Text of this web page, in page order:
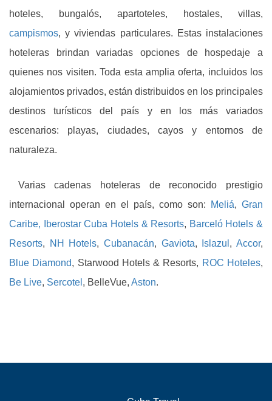
hoteles, bungalós, apartoteles, hostales, villas,
campismos, y viviendas particulares. Estas instalaciones
hoteleras brindan variadas opciones de hospedaje a
quienes nos visiten. Toda esta amplia oferta, incluidos los
alojamientos privados, están distribuidos en los principales
destinos turísticos del país y en los más variados
escenarios: playas, ciudades, cayos y entornos de
naturaleza.
Varias cadenas hoteleras de reconocido prestigio
internacional operan en el país, como son:
Meliá, Gran
Caribe, Iberostar Cuba Hotels & Resorts, Barceló Hotels &
Resorts, NH Hotels,Cubanacán, Gaviota, Islazul ,Accor,
Blue Diamond, Starwood Hotels & Resorts, ROC Hoteles,
Be Live, Sercotel , BelleVue, Aston.